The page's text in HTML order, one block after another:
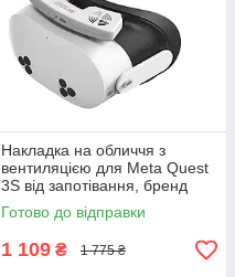
Накладка на обличчя з
вентиляцією для Meta Quest
3S від запотівання, бренд
Startrc Games
Готово до відправки
1 109 ₴ 1 775 ₴